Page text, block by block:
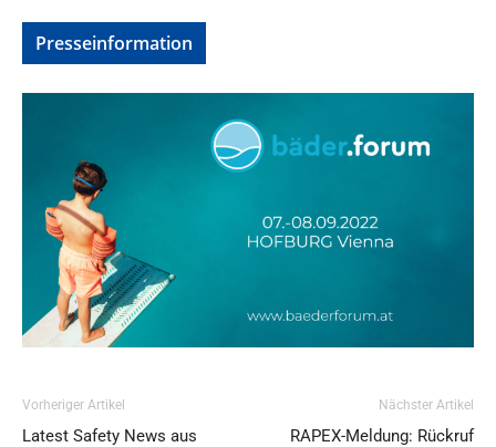
Presseinformation
Vorheriger Artikel
Latest Safety News aus
Nächster Artikel
RAPEX-Meldung: Rückruf